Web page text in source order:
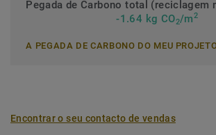
Pegada de Carbono total (reciclagem
-1.64 kg CO2/m2
A PEGADA DE CARBONO DO MEU
Encontrar o seu contacto de vendas